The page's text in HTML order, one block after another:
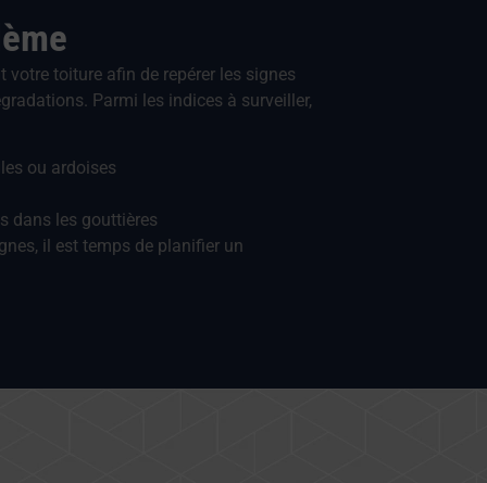
votre toiture afin de repérer les signes
Parmi les indices à surveiller,
ou ardoises
dans les gouttières
il est temps de planifier un